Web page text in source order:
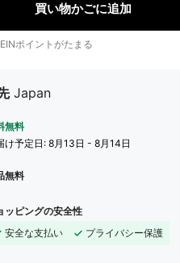
買い物かごに追加
ポイントがたまる
Japan
無料
け予定日:8月13日 - 8月14日
無料
ッピングの安全性
安全な支払い
プライバシー保護